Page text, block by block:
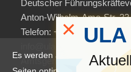
Deutscher
Anton-Wilhelm-Amo-Str.
Telefon: +49 30-306963-0
Amtsgericht Charlottenburg
Es werden auf dieser Website
×